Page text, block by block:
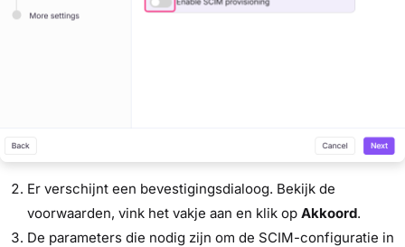
Er verschijnt een bevestigingsdialoog. Bekijk de
voorwaarden, vink het vakje aan en klik op Akkoord.
De parameters die nodig zijn om de SCIM-configuratie in